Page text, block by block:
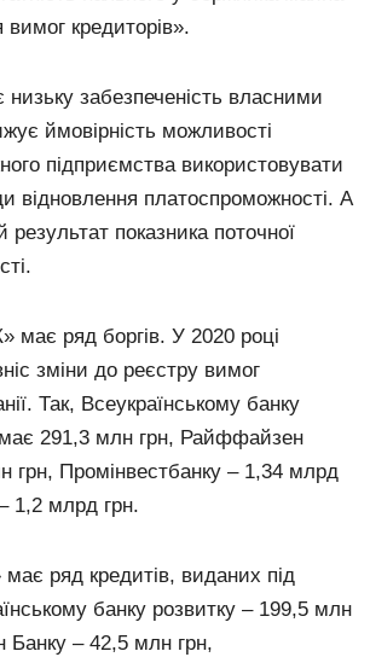
кредиторів».
забезпеченість власними
ймовірність можливості
підприємства використовувати
відновлення платоспроможності. А
результат показника поточної
має ряд боргів. У 2020 році
зміни до реєстру вимог
Так, Всеукраїнському банку
291,3 млн грн, Райффайзен
​​грн, Промінвестбанку – 1,34 млрд
1,2 млрд грн.
має ряд кредитів, виданих під
банку розвитку – 199,5 млн
– 42,5 млн грн,